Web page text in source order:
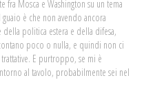
fra Mosca e Washington su un tema
è che non avendo ancora
politica estera e della difesa,
poco o nulla, e quindi non ci
E purtroppo, se mi è
al tavolo, probabilmente sei nel